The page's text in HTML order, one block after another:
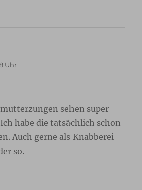
Uhr
sehen super
habe die tatsächlich schon
Auch gerne als Knabberei
so.